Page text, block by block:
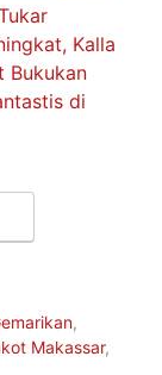
Kalla
Bukukan
di
,
Makassar,